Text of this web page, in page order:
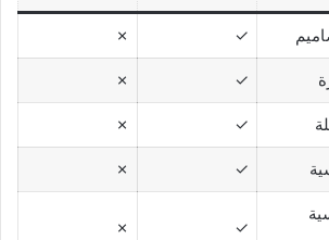
✓
✗
✓
✗
✓
✗
✓
✗
✓
✗